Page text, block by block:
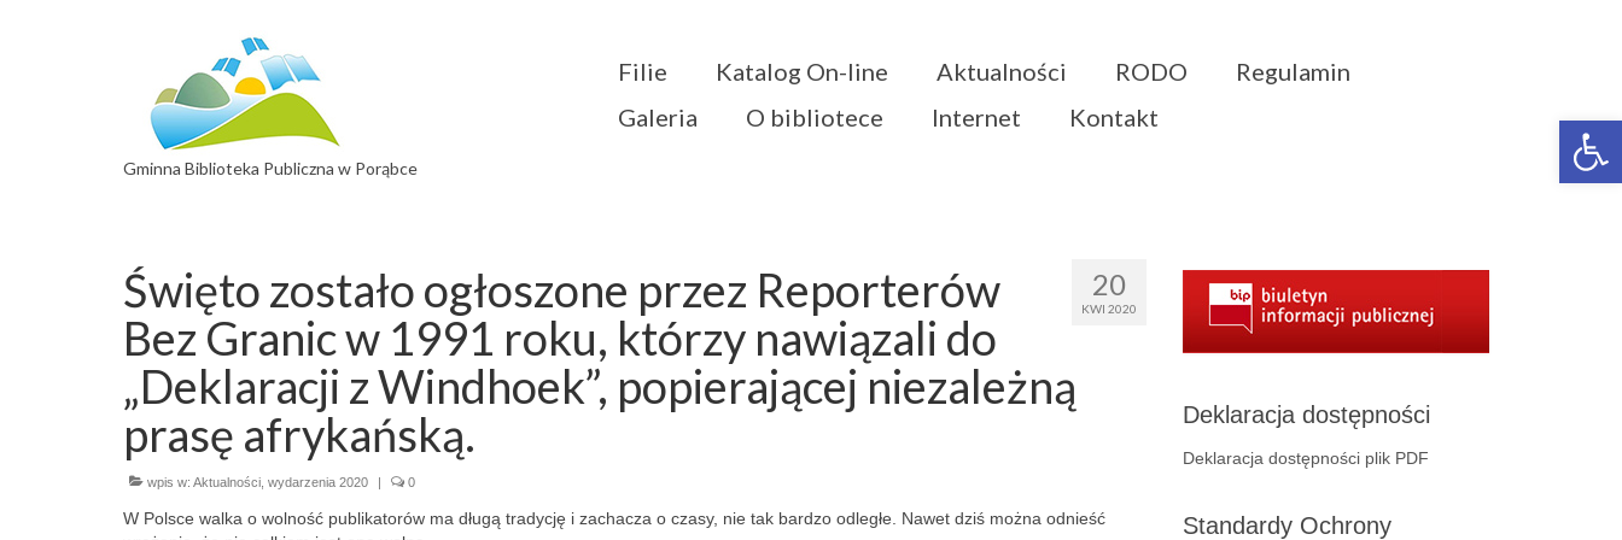
Gminna Biblioteka Publiczna w Porąbce
Filie Katalog On-line Aktualności RODO
Regulamin
Galeria
O bibliotece Internet Kontakt
20
KWI 2020
Święto zostało ogłoszone przez Reporterów
Bez Granic w 1991 roku, którzy nawiązali do
„Deklaracji z Windhoek”, popierającej niezależną
prasę afrykańską.
wpis w: Aktualności wydarzenia 2020 | 0
W Polsce walka o wolność publikatorów ma długą tradycję i zachacza o czasy, nie tak bardzo odległe. Nawet dziś można odnieść
Deklaracja dostępności
Deklaracja dostępności plik PDF
Standardy Ochrony